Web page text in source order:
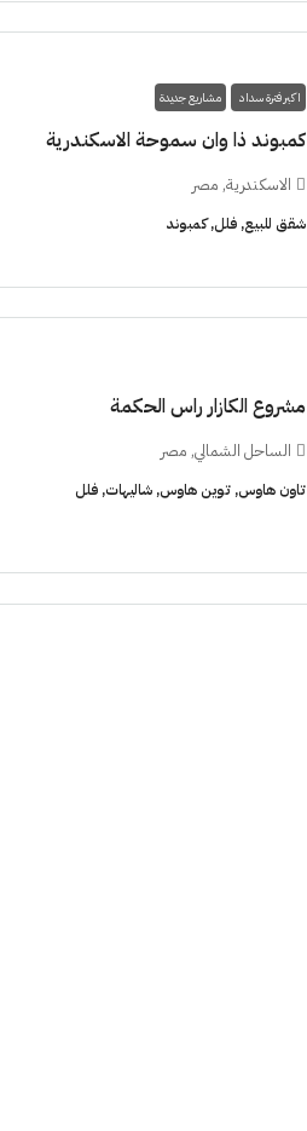
اكبر فترة سداد مشاريع جديدة
كمبوند ذا وان سموحة الاسكندرية
الاسكندرية, مصر
شقق للبيع, فلل, كمبوند
مشروع الكازار راس الحكمة
الساحل الشمالي, مصر
تاون هاوس, توين هاوس, شاليهات, فلل